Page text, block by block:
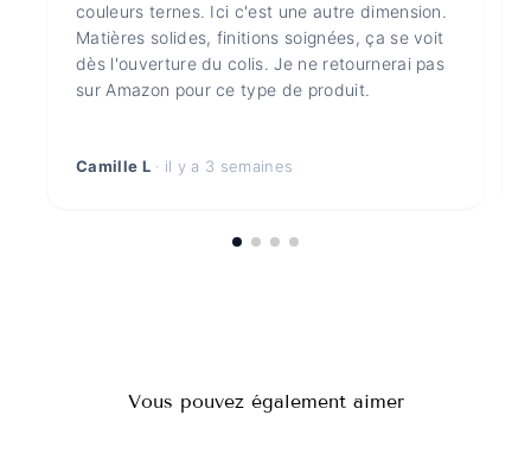
couleurs ternes. Ici c'est une autre dimension.
Matières solides, finitions soignées, ça se voit
dès l'ouverture du colis. Je ne retournerai pas
sur Amazon pour ce type de produit.
Camille L· il y a 3 semaines
Vous pouvez également aimer